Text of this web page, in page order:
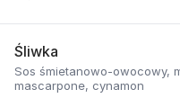
Śliwka
Sos śmietanowo-owocowy,
mascarpone, cynamon